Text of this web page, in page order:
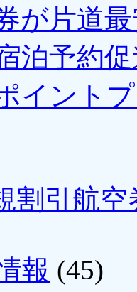
が片道最
泊予約
イント
割引航空
報 (45)